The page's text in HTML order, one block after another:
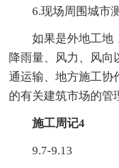
6.现场周围城市
如果是外地工地
降雨量、风力、风向
通运输、地方施工协
的有关建筑市场的管
施工周记4
9.7-9.13